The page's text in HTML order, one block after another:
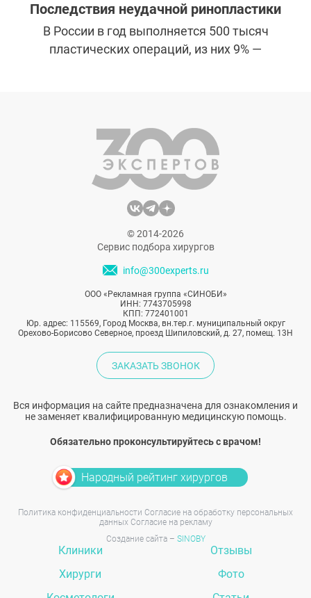
Последствия неудачной ринопластики
В России в год выполняется 500 тысяч
пластических операций, из них 9% —
выбору доктора для проведения
ринопластики нужно подойти серьезно,
полагаться на удачу в этом вопросе
недопустимо.
© 2014-2026
Сервис подбора хирургов
info@300experts.ru
ООО «Рекламная группа «СИНОБИ»
ИНН: 7743705998
КПП: 772401001
Юр. адрес: 115569, Город Москва, вн.тер.г. муниципальный округ
Орехово-Борисово Северное, проезд Шипиловский, д. 27, помещ. 13Н
ЗАКАЗАТЬ ЗВОНОК
Вся информация на сайте предназначена для ознакомления и
не заменяет квалифицированную медицинскую помощь.
Обязательно проконсультируйтесь с врачом!
Народный рейтинг хирургов
Политика конфиденциальности Согласие на обработку персональных
данных Согласие на рекламу
Создание сайта – SINOBY
Клиники
Хирурги
Отзывы
Фото